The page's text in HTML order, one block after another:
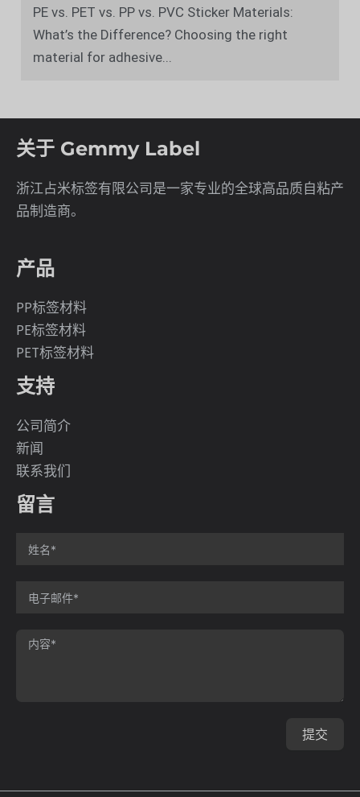
PE vs. PET vs. PP vs. PVC Sticker Materials:
What’s the Difference? Choosing the right
material for adhesive...
关于 Gemmy Label
浙江占米标签有限公司是一家专业的全球高品质自粘产
品制造商。
产品
PP标签材料
PE标签材料
PET标签材料
支持
公司简介
新闻
联系我们
留言
提交